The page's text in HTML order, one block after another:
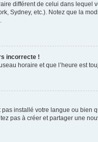
différent de celui dans lequel
Sydney, etc.). Notez que la
incorrecte !
horaire et que l’heure est
installé votre langue ou
pas à créer et partager une